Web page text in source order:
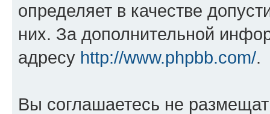
определяет в качестве
них. За дополнительной
адресу http://www.phpbb.com/.
Вы соглашаетесь не